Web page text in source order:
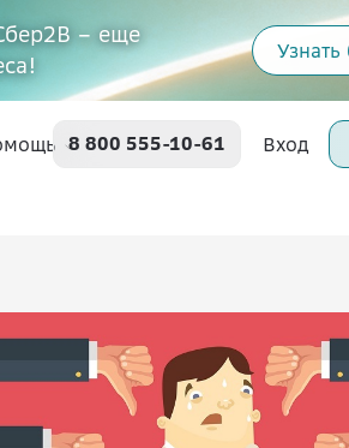
– еще
8 800 555-10-61 Вход